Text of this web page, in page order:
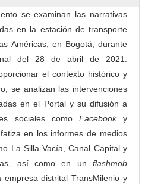
se examinan las narrativas
en la estación de transporte
Américas, en Bogotá, durante
del 28 de abril de 2021.
el contexto histórico y
se analizan las intervenciones
en el Portal y su difusión a
sociales como Facebooky
en los informes de medios
La Silla Vacía, Canal Capital y
así como en un flashmob
empresa distrital TransMilenio y